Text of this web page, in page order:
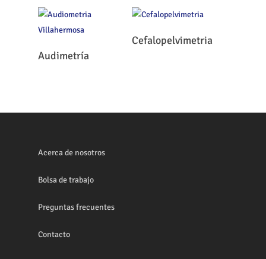
Leer Más
Audimetría
Leer Más
Cefalopelvimetria
Acerca de nosotros
Bolsa de trabajo
Preguntas frecuentes
Contacto